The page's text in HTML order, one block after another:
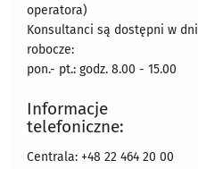
operatora)
Konsultanci są dostępni w dni
robocze:
pon.- pt.: godz. 8.00 - 15.00
Informacje
telefoniczne:
Centrala: +48 22 464 20 00